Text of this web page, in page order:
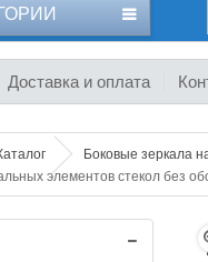
Доставка и оплата
Боковые зеркала
элементов стекол без